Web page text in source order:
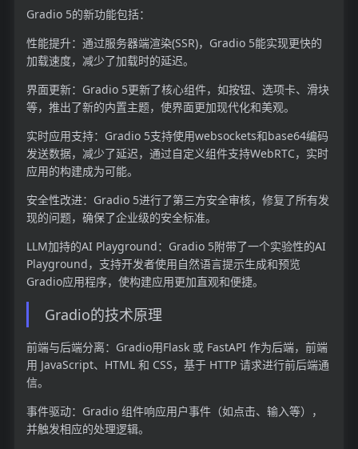
Gradio 5的新功能包括：
性能提升：通过服务器端渲染(SSR)，Gradio 5能实现更快的
加载速度，减少了加载时的延迟。
界面更新：Gradio 5更新了核心组件，如按钮、选项卡、滑块
等，推出了新的内置主题，使界面更加现代化和美观。
实时应用支持：Gradio 5支持使用websockets和base64编码
发送数据，减少了延迟，通过自定义组件支持WebRTC，实时
应用的构建成为可能。
安全性改进：Gradio 5进行了第三方安全审核，修复了所有发
现的问题，确保了企业级的安全标准。
LLM加持的AI Playground：Gradio 5附带了一个实验性的AI
Playground，支持开发者使用自然语言提示生成和预览
Gradio应用程序，使构建应用更加直观和便捷。
Gradio的技术原理
前端与后端分离：Gradio用Flask 或 FastAPI 作为后端，前端
用 JavaScript、HTML 和 CSS，基于 HTTP 请求进行前后端通
信。
事件驱动：Gradio 组件响应用户事件（如点击、输入等），
并触发相应的处理逻辑。